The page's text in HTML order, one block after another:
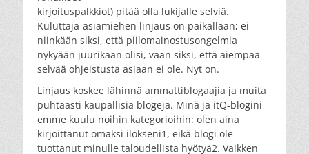
kirjoituspalkkiot) pitää olla lukijalle selviä.
Kuluttaja-asiamiehen linjaus on paikallaan; ei
niinkään siksi, että piilomainostusongelmia
nykyään juurikaan olisi, vaan siksi, että aiempaa
selvää ohjeistusta asiaan ei ole. Nyt on.
Linjaus koskee lähinnä ammattiblogaajia ja muita
puhtaasti kaupallisia blogeja. Minä ja itQ-blogini
emme kuulu noihin kategorioihin: olen aina
kirjoittanut omaksi ilokseni1, eikä blogi ole
tuottanut minulle taloudellista hyötyä2. Vaikken